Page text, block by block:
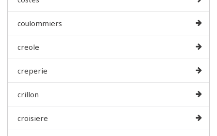
coulommiers
creole
creperie
crillon
croisiere